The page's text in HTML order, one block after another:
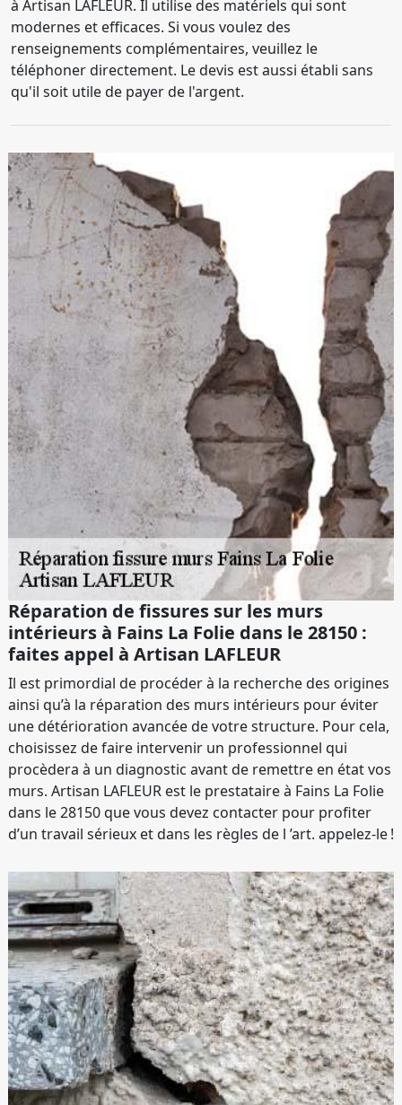
à Artisan LAFLEUR. Il utilise des matériels qui sont
modernes et efficaces. Si vous voulez des
renseignements complémentaires, veuillez le
téléphoner directement. Le devis est aussi établi sans
qu'il soit utile de payer de l'argent.
Réparation de fissures sur les murs
intérieurs à Fains La Folie dans le 28150 :
faites appel à Artisan LAFLEUR
Il est primordial de procéder à la recherche des origines
ainsi qu’à la réparation des murs intérieurs pour éviter
une détérioration avancée de votre structure. Pour cela,
choisissez de faire intervenir un professionnel qui
procèdera à un diagnostic avant de remettre en état vos
murs. Artisan LAFLEUR est le prestataire à Fains La Folie
dans le 28150 que vous devez contacter pour profiter
d’un travail sérieux et dans les règles de l ’art. appelez-le !